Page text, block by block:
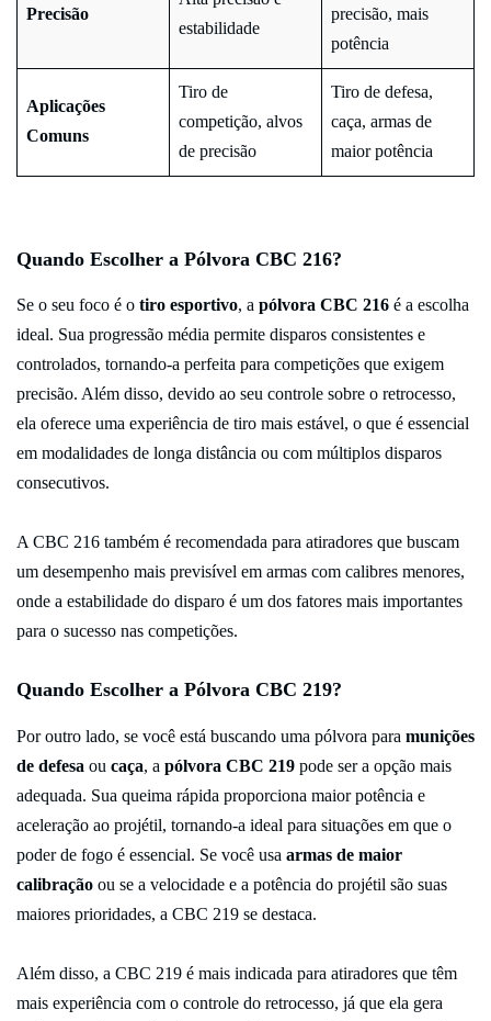
Precisão
estabilidade
precisão, mais
potência
Aplicações
Comuns
Tiro de
competição, alvos
de precisão
Tiro de defesa,
caça, armas de
maior potência
Quando Escolher a Pólvora CBC 216?
Se o seu foco é o tiro esportivo, a pólvora CBC 216 é a escolha
ideal. Sua progressão média permite disparos consistentes e
controlados, tornando-a perfeita para competições que exigem
precisão. Além disso, devido ao seu controle sobre o retrocesso,
ela oferece uma experiência de tiro mais estável, o que é essencial
em modalidades de longa distância ou com múltiplos disparos
consecutivos.
A CBC 216 também é recomendada para atiradores que buscam
um desempenho mais previsível em armas com calibres menores,
onde a estabilidade do disparo é um dos fatores mais importantes
para o sucesso nas competições.
Quando Escolher a Pólvora CBC 219?
Por outro lado, se você está buscando uma pólvora para munições
de defesa ou caça, a pólvora CBC 219 pode ser a opção mais
adequada. Sua queima rápida proporciona maior potência e
aceleração ao projétil, tornando-a ideal para situações em que o
poder de fogo é essencial. Se você usa armas de maior
calibração ou se a velocidade e a potência do projétil são suas
maiores prioridades, a CBC 219 se destaca.
Além disso, a CBC 219 é mais indicada para atiradores que têm
mais experiência com o controle do retrocesso, já que ela gera